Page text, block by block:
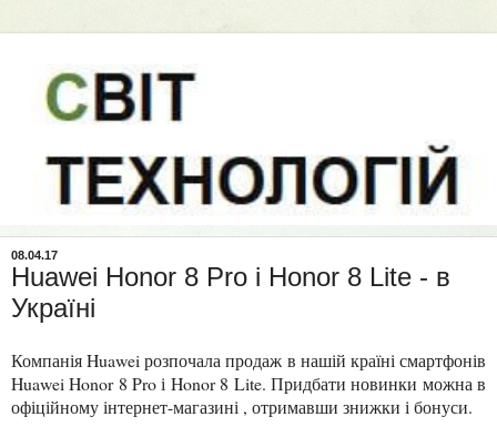
08.04.17
Huawei Honor 8 Pro і Honor 8 Lite - в
Україні
Компанія Huawei розпочала продаж в нашій країні смартфонів
Huawei Honor 8 Pro і Honor 8 Lite. Придбати новинки можна в
офіційному інтернет-магазині , отримавши знижки і бонуси.